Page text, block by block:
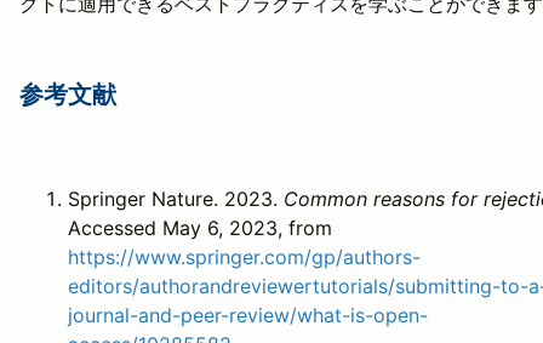
参考文献
Springer Nature. 2023. Common reasons for
Accessed May 6, 2023, from
https://www.springer.com/gp/authors-
editors/authorandreviewertutorials/submitting-to-
journal-and-peer-review/what-is-open-